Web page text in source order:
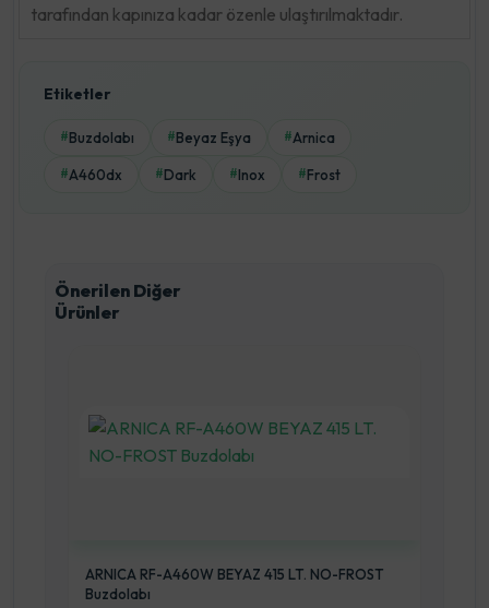
tarafından kapınıza kadar özenle ulaştırılmaktadır.
Etiketler
#Buzdolabı #Beyaz Eşya #Arnica
#A460dx #Dark #Inox #Frost
Önerilen Diğer
Ürünler
ARNICA RF-A460W BEYAZ 415 LT. NO-FROST
Buzdolabı